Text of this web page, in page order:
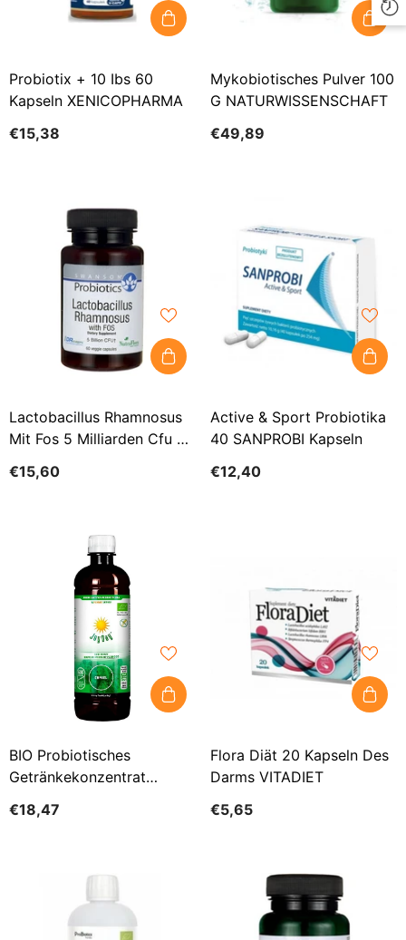
Probiotix + 10 Ibs 60
Kapseln XENICOPHARMA
€15,38
Mykobiotisches Pulver 100
G NATURWISSENSCHAFT
€49,89
Lactobacillus Rhamnosus
Mit Fos 5 Milliarden Cfu 60
€15,60
Active & Sport Probiotika
40 SANPROBI Kapseln
€12,40
BIO Probiotisches
Getränkekonzentrat
€18,47
Flora Diät 20 Kapseln Des
Darms VITADIET
€5,65